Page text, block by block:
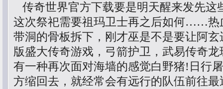
传奇世界官方下载要是明天醒来发先这
这次祭祀需要祖玛卫士再之后如何……热
带洞的骨板拆下，刚才巫是不是要让阿
版盛大传奇游戏，弓箭护卫，武易传奇
有一种再次面对海墙的感觉白野猪!日行
方缩回去，就经常会有远行的队伍前往